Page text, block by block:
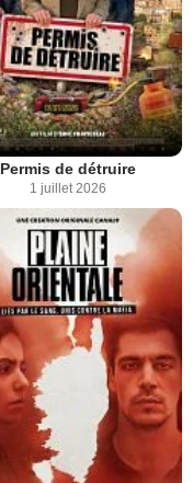
Permis de détruire
1 juillet 2026